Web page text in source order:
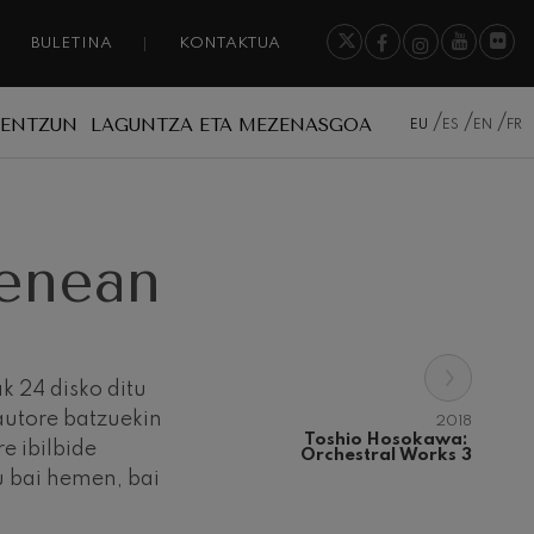
BULETINA KONTAKTUA
LAGUNTZA ETA MEZENASGOA EU ES EN FR
24 disko ditu
batzuekin
ibilbide
bai hemen, bai
2018
Toshio Hosokawa:
Orchestral Works 3